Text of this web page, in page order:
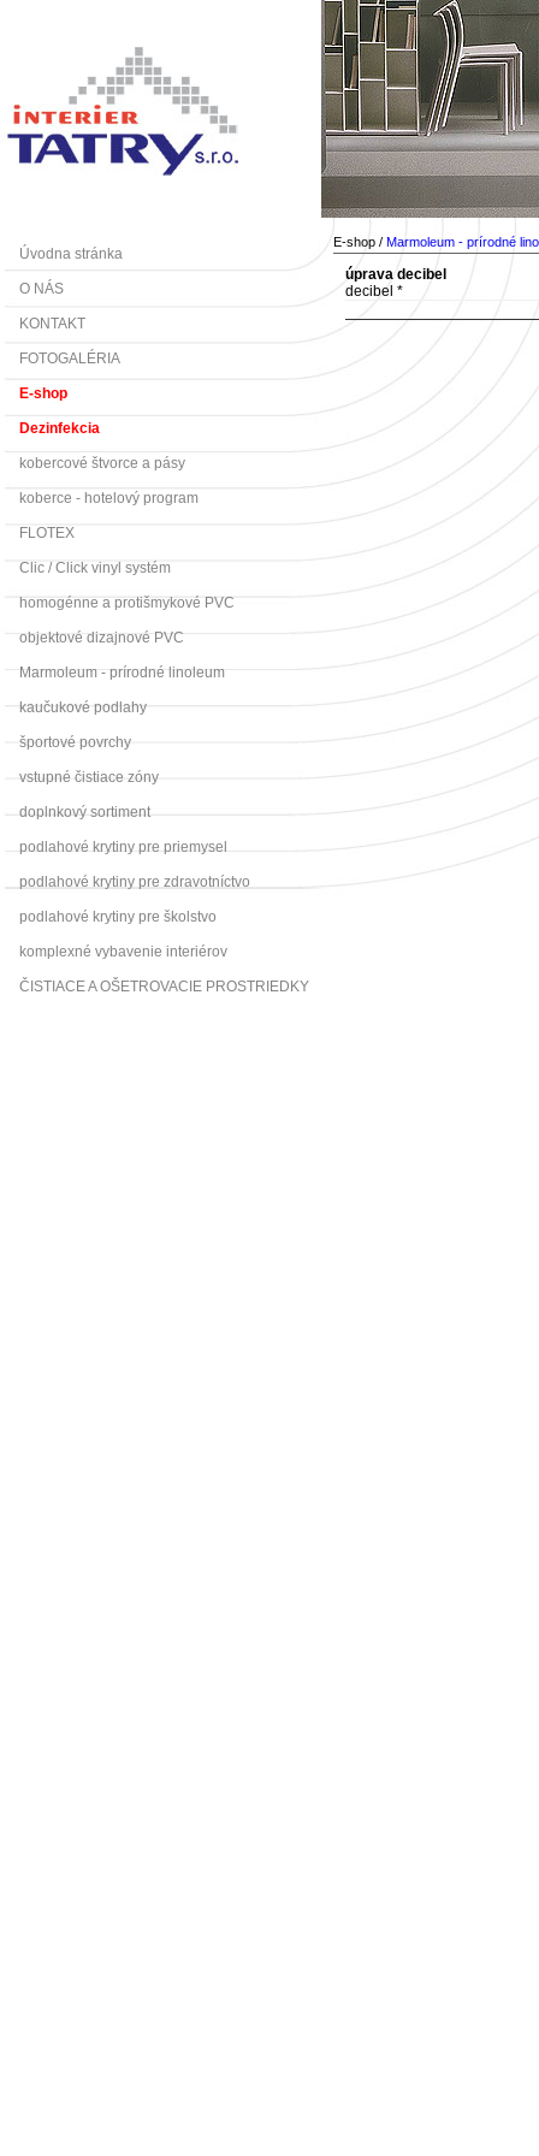
Úvodna stránka
O NÁS
KONTAKT
FOTOGALÉRIA
E-shop
Dezinfekcia
kobercové štvorce a pásy
koberce - hotelový program
FLOTEX
Clic / Click vinyl systém
homogénne a protišmykové PVC
objektové dizajnové PVC
Marmoleum - prírodné linoleum
kaučukové podlahy
športové povrchy
vstupné čistiace zóny
doplnkový sortiment
podlahové krytiny pre priemysel
podlahové krytiny pre zdravotníctvo
podlahové krytiny pre školstvo
komplexné vybavenie interiérov
ČISTIACE A OŠETROVACIE PROSTRIEDKY
E-shop / Marmoleum - prírodné
úprava decibel
decibel *